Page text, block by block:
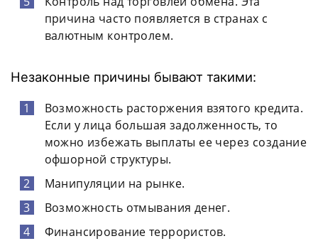
причина часто появляется в странах с
валютным контролем.
Незаконные причины бывают такими:
Возможность расторжения взятого кредита.
Если у лица большая задолженность, то
можно избежать выплаты ее через создание
офшорной структуры.
Манипуляции на рынке.
Возможность отмывания денег.
Финансирование террористов.